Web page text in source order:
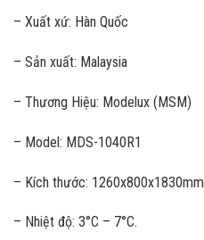
– Xuất xứ: Hàn Quốc
– Sản xuất: Malaysia
– Thương Hiệu: Modelux (MSM)
– Model: MDS-1040R1
– Kích thước: 1260x800x1830mm
– Nhiệt độ: 3°C – 7°C.